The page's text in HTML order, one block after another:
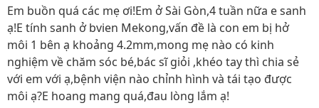
Em buồn quá các mẹ ơi!Em ở Sài Gòn,4 tuần nữa e sanh
ạ!E tính sanh ở bvien Mekong,vấn đề là con em bị hở
môi 1 bên ạ khoảng 4.2mm,mong mẹ nào có kinh
nghiệm về chăm sóc bé,bác sĩ giỏi ,khéo tay thì chia sẻ
với em với ạ,bệnh viện nào chỉnh hình và tái tạo được
môi ạ?E hoang mang quá,đau lòng lắm ạ!